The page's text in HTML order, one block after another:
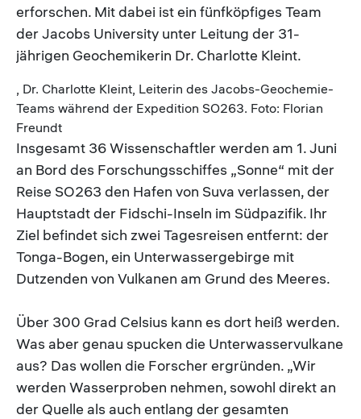
erforschen. Mit dabei ist ein fünfköpfiges Team
der Jacobs University unter Leitung der 31-
jährigen Geochemikerin Dr. Charlotte Kleint.
, Dr. Charlotte Kleint, Leiterin des Jacobs-Geochemie-
Teams während der Expedition SO263. Foto: Florian
Freundt
Insgesamt 36 Wissenschaftler werden am 1. Juni
an Bord des Forschungsschiffes „Sonne“ mit der
Reise SO263 den Hafen von Suva verlassen, der
Hauptstadt der Fidschi-Inseln im Südpazifik. Ihr
Ziel befindet sich zwei Tagesreisen entfernt: der
Tonga-Bogen, ein Unterwassergebirge mit
Dutzenden von Vulkanen am Grund des Meeres.
Über 300 Grad Celsius kann es dort heiß werden.
Was aber genau spucken die Unterwasservulkane
aus? Das wollen die Forscher ergründen. „Wir
werden Wasserproben nehmen, sowohl direkt an
der Quelle als auch entlang der gesamten